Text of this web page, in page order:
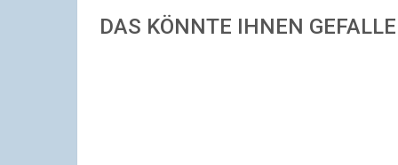
DAS KÖNNTE IHNEN